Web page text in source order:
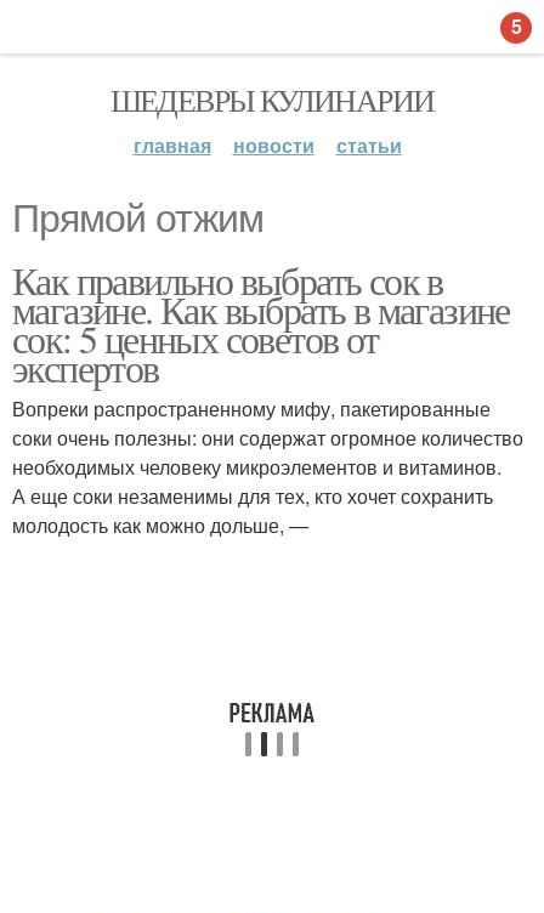
ШЕДЕВРЫ КУЛИНАРИИ
главная новости статьи
Прямой отжим
Как правильно выбрать сок в
магазине. Как выбрать в магазине
сок: 5 ценных советов от
экспертов
Вопреки распространенному мифу, пакетированные
соки очень полезны: они содержат огромное количество
необходимых человеку микроэлементов и витаминов.
А еще соки незаменимы для тех, кто хочет сохранить
молодость как можно дольше, —
5